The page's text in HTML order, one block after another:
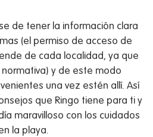
de tener la información clara
(el permiso de acceso de
de cada localidad, ya que
y de este modo
una vez estén allí. Así
que Ringo tiene para ti y
maravilloso con los cuidados
la playa.